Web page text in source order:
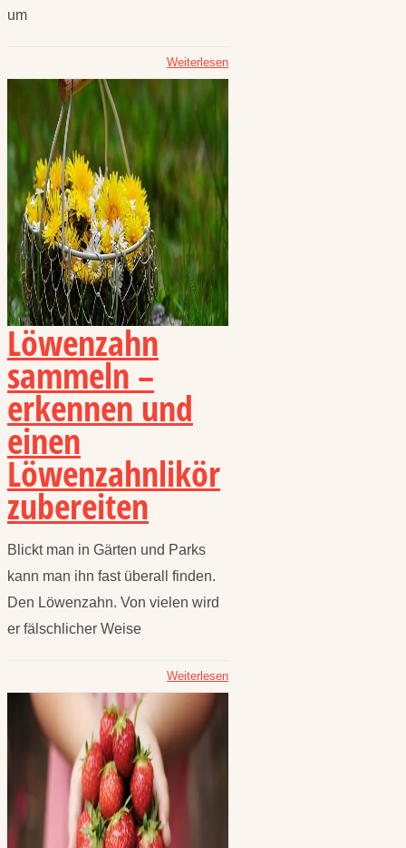
um
Weiterlesen
Löwenzahn
sammeln –
erkennen und
einen
Löwenzahnlikör
zubereiten
Blickt man in Gärten und Parks
kann man ihn fast überall finden.
Den Löwenzahn. Von vielen wird
er fälschlicher Weise
Weiterlesen